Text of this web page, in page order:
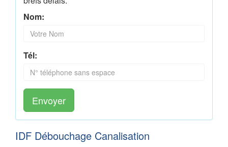
Nom:
Tél:
Envoyer
IDF Débouchage Canalisation